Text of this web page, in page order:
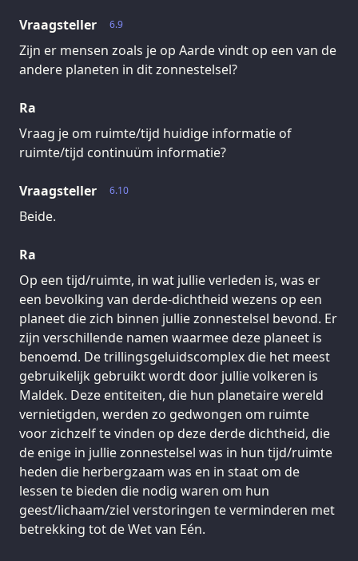
6.9
Vraagsteller
Zijn er mensen zoals je op Aarde vindt op een van de
andere planeten in dit zonnestelsel?
Ra
Vraag je om ruimte/tijd huidige informatie of
ruimte/tijd continuüm informatie?
6.10
Vraagsteller
Beide.
Ra
Op een tijd/ruimte, in wat jullie verleden is, was er
een bevolking van derde-dichtheid wezens op een
planeet die zich binnen jullie zonnestelsel bevond. Er
zijn verschillende namen waarmee deze planeet is
benoemd. De trillingsgeluidscomplex die het meest
gebruikelijk gebruikt wordt door jullie volkeren is
Maldek. Deze entiteiten, die hun planetaire wereld
vernietigden, werden zo gedwongen om ruimte
voor zichzelf te vinden op deze derde dichtheid, die
de enige in jullie zonnestelsel was in hun tijd/ruimte
heden die herbergzaam was en in staat om de
lessen te bieden die nodig waren om hun
geest/lichaam/ziel verstoringen te verminderen met
betrekking tot de Wet van Eén.